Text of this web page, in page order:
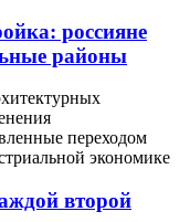
россияне
районы
переходом
экономике
второй